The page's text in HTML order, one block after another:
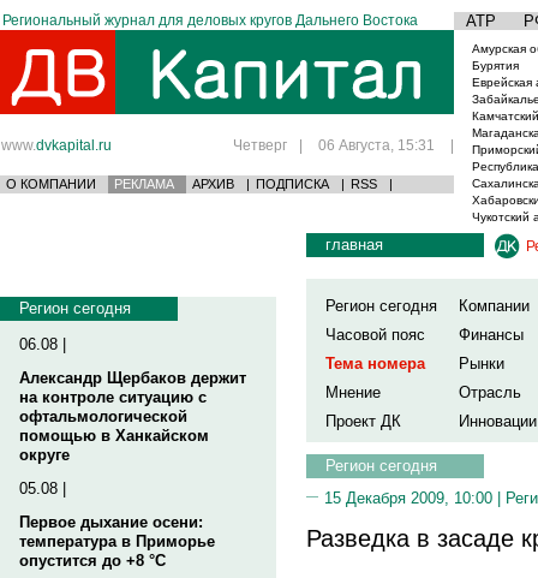
Региональный журнал для деловых кругов Дальнего Востока АТР
www.dvkapital.ru Четверг | 06 Августа, 15:31 |
О КОМПАНИИ РЕКЛАМА АРХИВ | ПОДПИСКА | RSS |
Амурская
Бурятия
Еврейская
Чукотский
Регион сегодня
06.08 |
Александр Щербаков держит
на контроле ситуацию с
офтальмологической
помощью в Ханкайском
округе
05.08 |
Первое дыхание осени:
температура в Приморье
опустится до +8 °C
главная
Регион сегодня
Компании
Часовой пояс
Финансы
Тема номера
Рынки
Мнение
Отрасль
Проект ДК
Инновации
Регион сегодня
15 Декабря 2009, 10:00 |
Разведка в засаде